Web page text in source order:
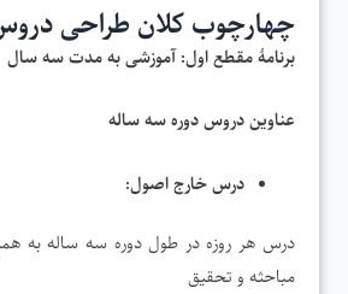
چهارچوب کلان طراحی
برنامۀ مقطع اول: آموزشی به مدت سه سال
عناوین دروس دوره سه ساله
درس خارج اصول:
درس هر روزه در طول دوره سه ساله به
مباحثه و تحقیق